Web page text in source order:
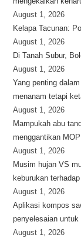
August 1, 2026
Kelapa Tacunan:
August 1, 2026
Di Tanah Subur,
August 1, 2026
Yang penting
menanam tetapi
August 1, 2026
Mampukah abu
menggantikan
August 1, 2026
Musim hujan VS
keburukan
August 1, 2026
Aplikasi kompos
penyelesaian
August 1, 2026